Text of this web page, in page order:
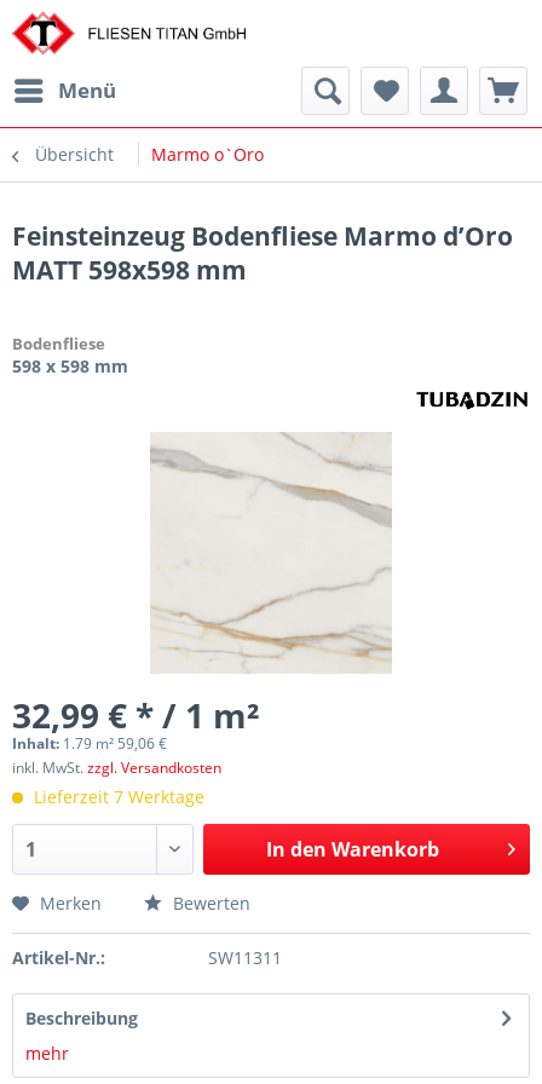
Menü
Übersicht Marmo o`Oro
Feinsteinzeug Bodenfliese Marmo d’Oro
MATT 598x598 mm
Bodenfliese
598 x 598 mm
32,99 € * / 1 m²
Inhalt: 1.79 m² 59,06 €
inkl. MwSt.zzgl. Versandkosten
Lieferzeit 7 Werktage
In den Warenkorb
Merken Bewerten
Artikel-Nr.: SW11311
Beschreibung
mehr